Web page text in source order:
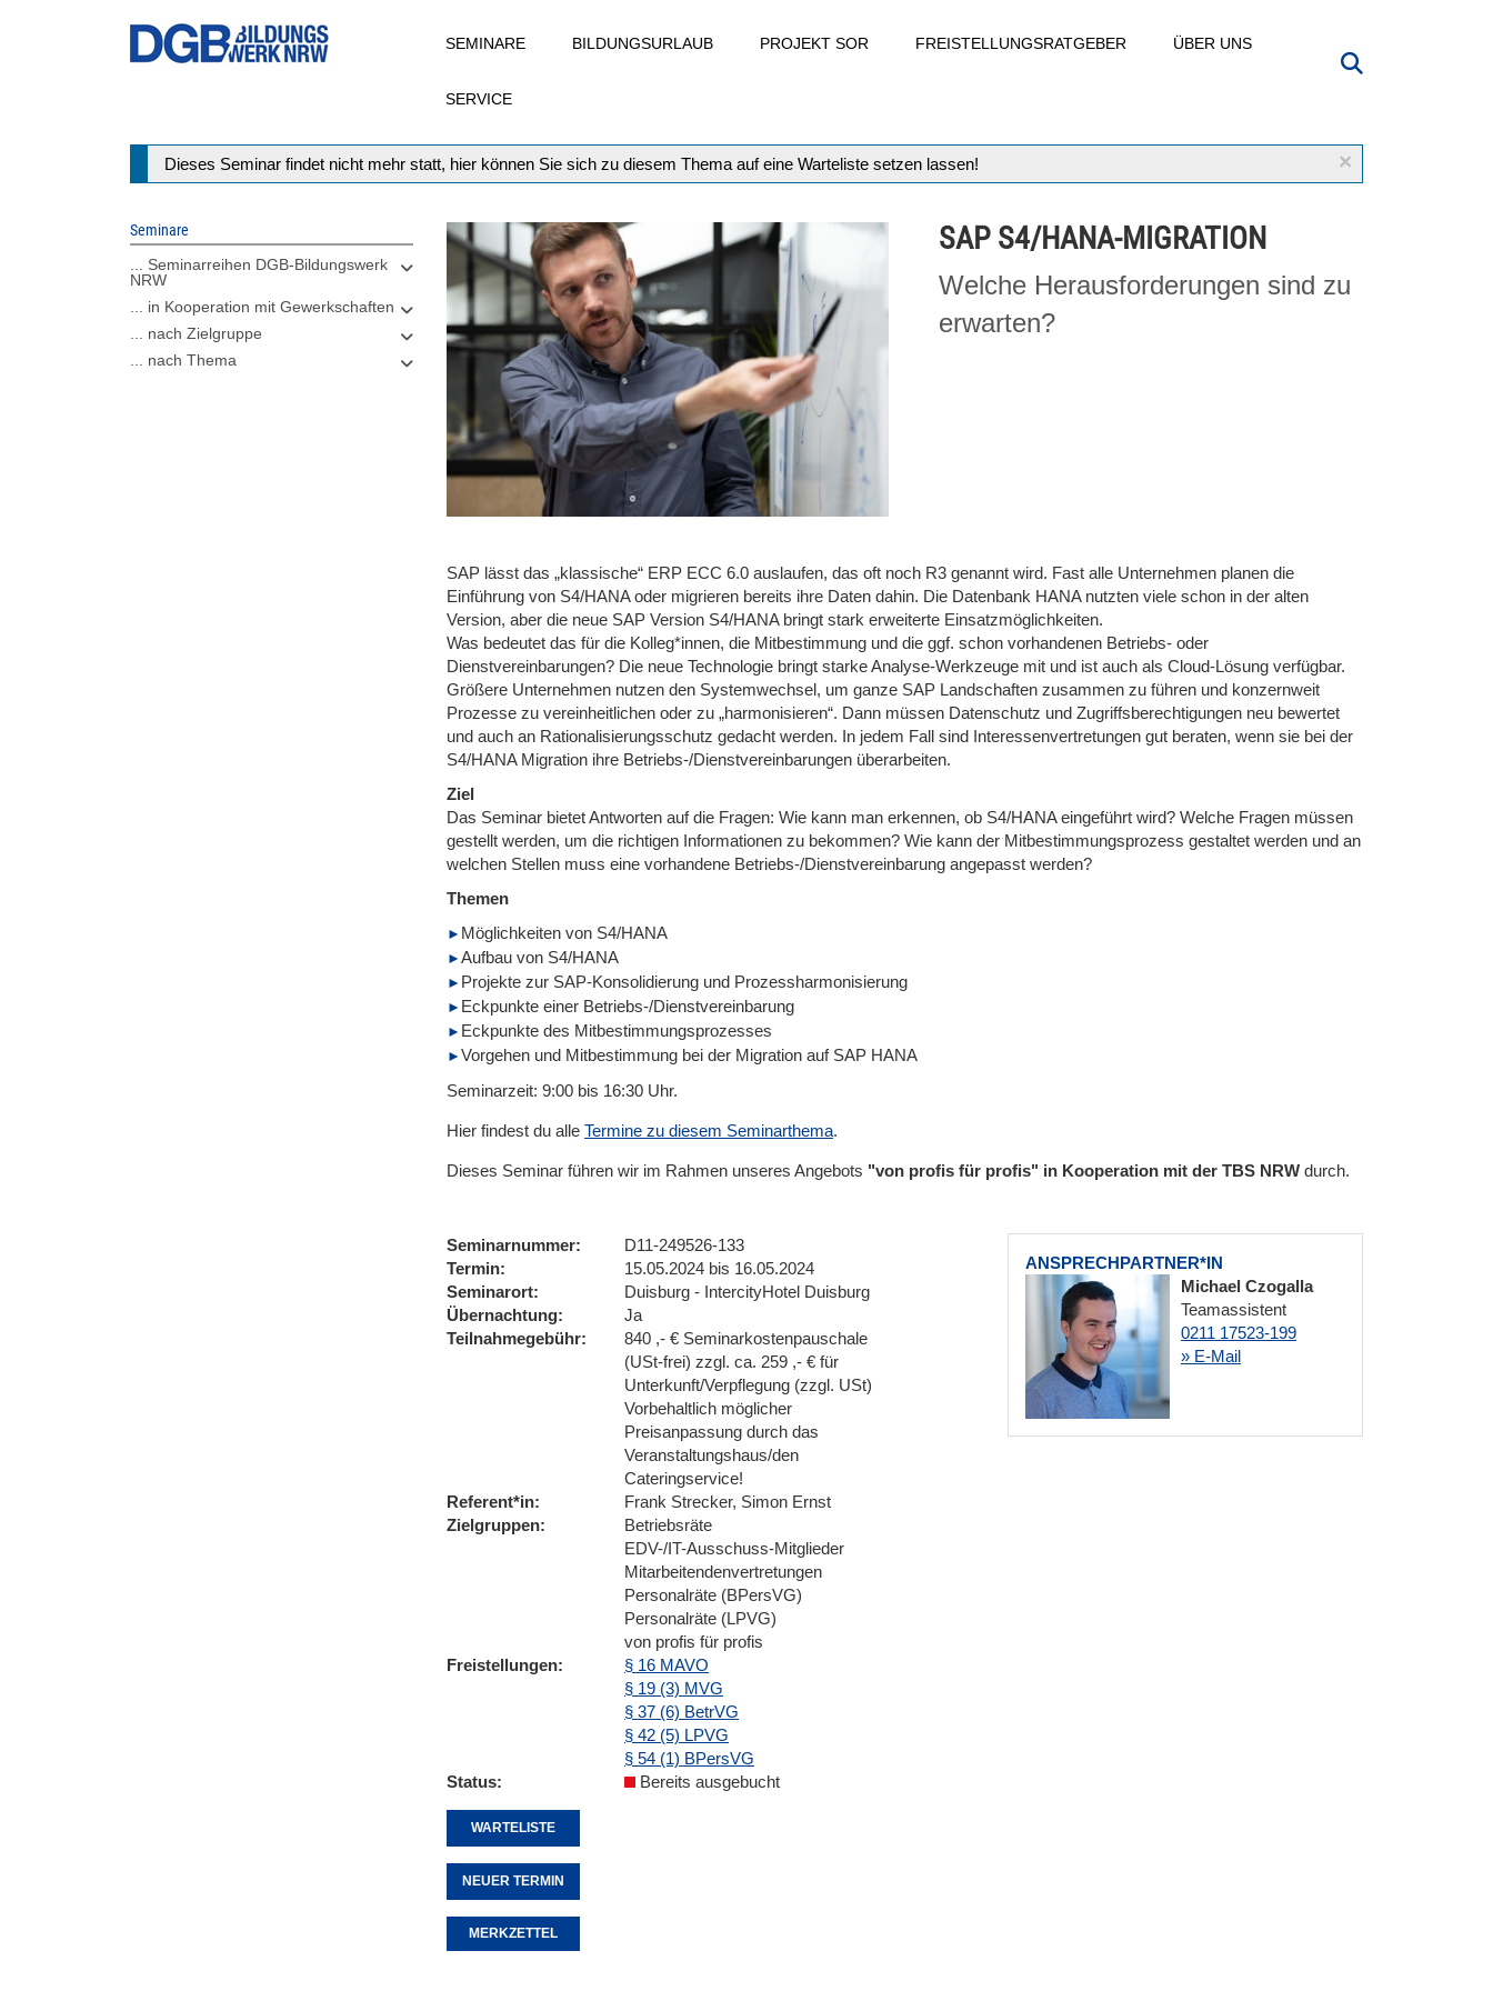
SEMINARE BILDUNGSURLAUB PROJEKT SOR FREISTELLUNGSRATGEBER ÜBER UNS
SERVICE
×
Statusmeldung
Dieses Seminar findet nicht mehr statt, hier können Sie sich zu diesem Thema auf eine Warteliste setzen lassen!
Seminare
... Seminarreihen DGB-Bildungswerk
NRW
... in Kooperation mit Gewerkschaften
... nach Zielgruppe
... nach Thema
SAP S4/HANA-MIGRATION
Welche Herausforderungen sind zu
erwarten?
SAP lässt das „klassische“ ERP ECC 6.0 auslaufen, das oft noch R3 genannt wird. Fast alle Unternehmen planen die
Einführung von S4/HANA oder migrieren bereits ihre Daten dahin. Die Datenbank HANA nutzten viele schon in der alten
Version, aber die neue SAP Version S4/HANA bringt stark erweiterte Einsatzmöglichkeiten.
Was bedeutet das für die Kolleg*innen, die Mitbestimmung und die ggf. schon vorhandenen Betriebs- oder
Dienstvereinbarungen? Die neue Technologie bringt starke Analyse-Werkzeuge mit und ist auch als Cloud-Lösung verfügbar.
Größere Unternehmen nutzen den Systemwechsel, um ganze SAP Landschaften zusammen zu führen und konzernweit
Prozesse zu vereinheitlichen oder zu „harmonisieren“. Dann müssen Datenschutz und Zugriffsberechtigungen neu bewertet
und auch an Rationalisierungsschutz gedacht werden. In jedem Fall sind Interessenvertretungen gut beraten, wenn sie bei der
S4/HANA Migration ihre Betriebs-/Dienstvereinbarungen überarbeiten.
Ziel
Das Seminar bietet Antworten auf die Fragen: Wie kann man erkennen, ob S4/HANA eingeführt wird? Welche Fragen müssen
gestellt werden, um die richtigen Informationen zu bekommen? Wie kann der Mitbestimmungsprozess gestaltet werden und an
welchen Stellen muss eine vorhandene Betriebs-/Dienstvereinbarung angepasst werden?
Themen
Möglichkeiten von S4/HANA
Aufbau von S4/HANA
Projekte zur SAP-Konsolidierung und Prozessharmonisierung
Eckpunkte einer Betriebs-/Dienstvereinbarung
Eckpunkte des Mitbestimmungsprozesses
Vorgehen und Mitbestimmung bei der Migration auf SAP HANA
Seminarzeit: 9:00 bis 16:30 Uhr.
Hier findest du alle Termine zu diesem Seminarthema.
Dieses Seminar führen wir im Rahmen unseres Angebots "von profis für profis" in Kooperation mit der TBS NRW durch.
ANSPRECHPARTNER*IN
Michael Czogalla
Teamassistent
0211 17523-199
» E-Mail
Seminarnummer
D11-249526-133
Termin
15.05.2024 bis 16.05.2024
Seminarort
Duisburg - IntercityHotel Duisburg
Übernachtung
Ja
Teilnahmegebühr
840 ,- € Seminarkostenpauschale
(USt-frei) zzgl. ca. 259 ,- € für
Unterkunft/Verpflegung (zzgl. USt)
Vorbehaltlich möglicher
Preisanpassung durch das
Veranstaltungshaus/den
Cateringservice!
Referent*in
Frank Strecker, Simon Ernst
Zielgruppen
Betriebsräte
EDV-/IT-Ausschuss-Mitglieder
Mitarbeitendenvertretungen
Personalräte (BPersVG)
Personalräte (LPVG)
von profis für profis
Freistellungen
§ 16 MAVO
§ 19 (3) MVG
§ 37 (6) BetrVG
§ 42 (5) LPVG
§ 54 (1) BPersVG
Status
Bereits ausgebucht
WARTELISTE
NEUER TERMIN
MERKZETTEL